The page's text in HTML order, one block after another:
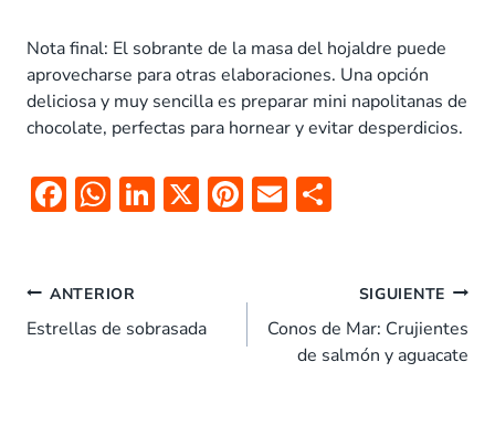
Nota final: El sobrante de la masa del hojaldre puede
aprovecharse para otras elaboraciones. Una opción
deliciosa y muy sencilla es preparar mini napolitanas de
chocolate, perfectas para hornear y evitar desperdicios.
F
ac
b
o
W
h
s
A
Li
n
dI
X Pi
nt
es
t
E
m
ar
tir
Navegación
de
ANTERIOR
Estrellas de sobrasada
SIGUIENTE
Conos de Mar: Crujientes
de salmón y aguacate